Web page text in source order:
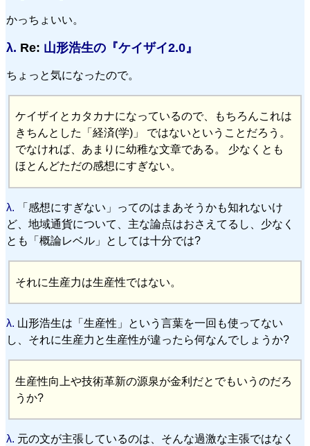
かっちょいい。
λ. Re: 山形浩生の『ケイザイ2.0』
ちょっと気になったので。
ケイザイとカタカナになっているので、もちろんこれは
きちんとした「経済(学)」 ではないということだろう。
でなければ、あまりに幼稚な文章である。 少なくとも
ほとんどただの感想にすぎない。
λ. 「感想にすぎない」ってのはまあそうかも知れないけ
ど、地域通貨について、主な論点はおさえてるし、少なく
とも「概論レベル」としては十分では?
それに生産力は生産性ではない。
λ. 山形浩生は「生産性」という言葉を一回も使ってない
し、それに生産力と生産性が違ったら何なんでしょうか?
生産性向上や技術革新の源泉が金利だとでもいうのだろ
うか?
λ. 元の文が主張しているのは、そんな過激な主張ではなく